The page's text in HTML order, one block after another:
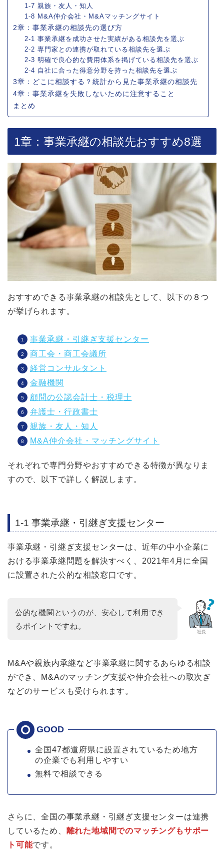
1-7 親族・友人・知人
1-8 M&A仲介会社・M&Aマッチングサイト
2章：事業承継の相談先の選び方
2-1 事業承継を成功させた実績がある相談先を選ぶ
2-2 専門家との連携が取れている相談先を選ぶ
2-3 明確で良心的な費用体系を掲げている相談先を選ぶ
2-4 自社に合った得意分野を持った相談先を選ぶ
3章：どこに相談する？統計から見た事業承継の相談先
4章：事業承継を失敗しないために注意すること
まとめ
1章：事業承継の相談先おすすめ8選
おすすめできる事業承継の相談先として、以下の８つ
が挙げられます。
事業承継・引継ぎ支援センター
商工会・商工会議所
経営コンサルタント
金融機関
顧問の公認会計士・税理士
弁護士・行政書士
親族・友人・知人
M&A仲介会社・マッチングサイト
それぞれで専門分野やおすすめできる特徴が異なりま
すので、以下で詳しく解説します。
1-1 事業承継・引継ぎ支援センター
事業承継・引継ぎ支援センターは、近年の中小企業に
おける事業承継問題を解決すべく、2021年4月に全国
に設置された公的な相談窓口です。
社長
公的な機関というのが、安心して利用でき
るポイントですね。
M&Aや親族内承継など事業承継に関するあらゆる相談
ができ、M&Aのマッチング支援や仲介会社への取次ぎ
などのサービスも受けられます。
全国47都道府県に設置されているため地方
の企業でも利用しやすい
無料で相談できる
さらに、全国の事業承継・引継ぎ支援センターは連携
しているため、 離れた地域間でのマッチングもサポー
ト可能です。